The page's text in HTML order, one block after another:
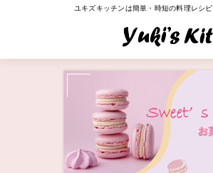
ユキズキッチンは簡単・時短の料理レシ